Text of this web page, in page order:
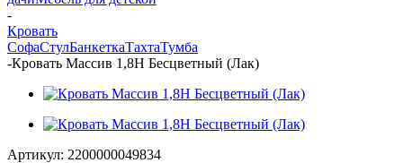
-
Кровать
СофаСтулБанкеткаТахтаТумба
-Кровать Массив 1,8Н Бесцветный (Лак)
Артикул: 2200000049834